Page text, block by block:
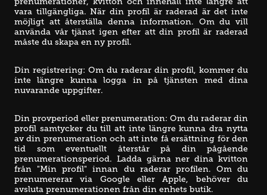
vara tillgängliga. När din profil är raderad är det inte
möjligt att återställa denna information. Om du vill
använda vår tjänst igen efter att din profil är raderad
måste du skapa en ny profil.
Din registrering: Om du raderar din profil, kommer du
inte längre kunna logga in på tjänsten med dina
nuvarande uppgifter.
Din provperiod eller prenumeration: Om du raderar din
profil samtycker du till att inte längre kunna dra nytta
av din prenumeration och att inte få ersättning för den
tid som eventuellt återstår på din pågående
prenumerationsperiod. Ladda gärna ner dina kvitton
från "Min profil" innan du raderar profilen. Om du
prenumererar via Google eller Apple, behöver du
avsluta prenumerationen från din enhets butik.